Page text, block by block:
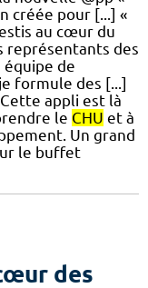
créée pour [...] «
au cœur du
représentants des
équipe de
formule des [...]
appli est là
le CHU et à
Un grand
le buffet
des